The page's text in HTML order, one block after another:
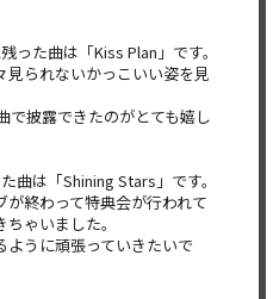
った曲は「Kiss Plan」です。
られないかっこいい姿を見
で披露できたのがとても嬉し
曲は「Shining Stars」です。
終わって特典会が行われて
ゃいました。
ように頑張っていきたいで